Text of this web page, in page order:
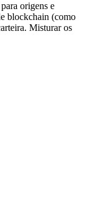
origens e
blockchain (como
Misturar os